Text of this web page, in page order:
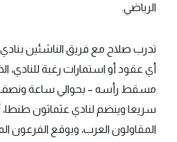
الرياضي.
تدرب صلاح مع فريق الناشئين
أي عقود أو استمارات رغبة للنادي،
مسقط رأسه – بحوالي ساعة ونصف
سريعا وينضم لنادي عثماثون طنطا،
المقاولون العرب، ويوقع الفرعون